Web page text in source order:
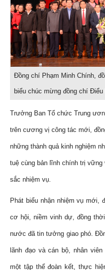
Đồng chí Phạm Minh Chính,
biểu chúc mừng đồng chí Điểu
Trưởng Ban Tổ chức Trung
trên cương vị công tác mới,
những thành quả kinh nghiệm
tuệ cùng bản lĩnh chính trị
sắc nhiệm vụ.
Phát biểu nhận nhiệm vụ mới,
cơ hội, niềm vinh dự, đồng
nước đã tin tưởng giao phó.
lãnh đạo và cán bộ, nhân
một tập thể đoàn kết, thực